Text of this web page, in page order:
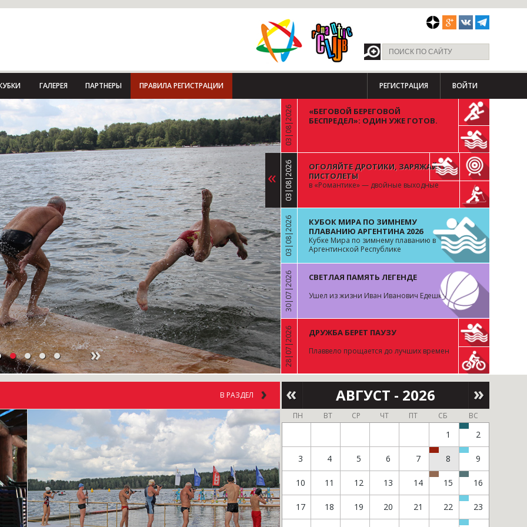
ГАЛЕРЕЯ ПАРТНЕРЫ ПРАВИЛА РЕГИСТРАЦИИ РЕГИСТРАЦИЯ ВОЙТИ
03|08|2026
«БЕГОВОЙ БЕРЕГОВОЙ
БЕСПРЕДЕЛ»: ОДИН УЖЕ ГОТОВ.
« 03|08|2026
ОГОЛЯЙТЕ ДРОТИКИ, ЗАРЯЖАЙТЕ
ПИСТОЛЕТЫ
в «Романтике» — двойные выходные
03|08|2026
КУБОК МИРА ПО ЗИМНЕМУ
ПЛАВАНИЮ АРГЕНТИНА 2026
Кубке Мира по зимнему плаванию в
Аргентинской Республике
30|07|2026 СВЕТЛАЯ ПАМЯТЬ ЛЕГЕНДЕ
Ушел из жизни Иван Иванович Едешко
28|07|2026 ДРУЖБА БЕРЕТ ПАУЗУ
Плаввело прощается до лучших времен
В РАЗДЕЛ АВГУСТ - 2026
ПН ВТ СР ЧТ ПТ СБ ВС
1 2
3 4 5 6 7 8 9
10 11 12 13 14 15 16
17 18 19 20 21 22 23